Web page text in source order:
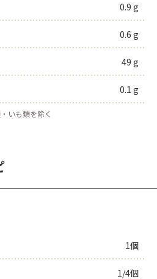
0.9 g
0.6 g
49 g
0.1 g
いも類を除く
1個
1/4個